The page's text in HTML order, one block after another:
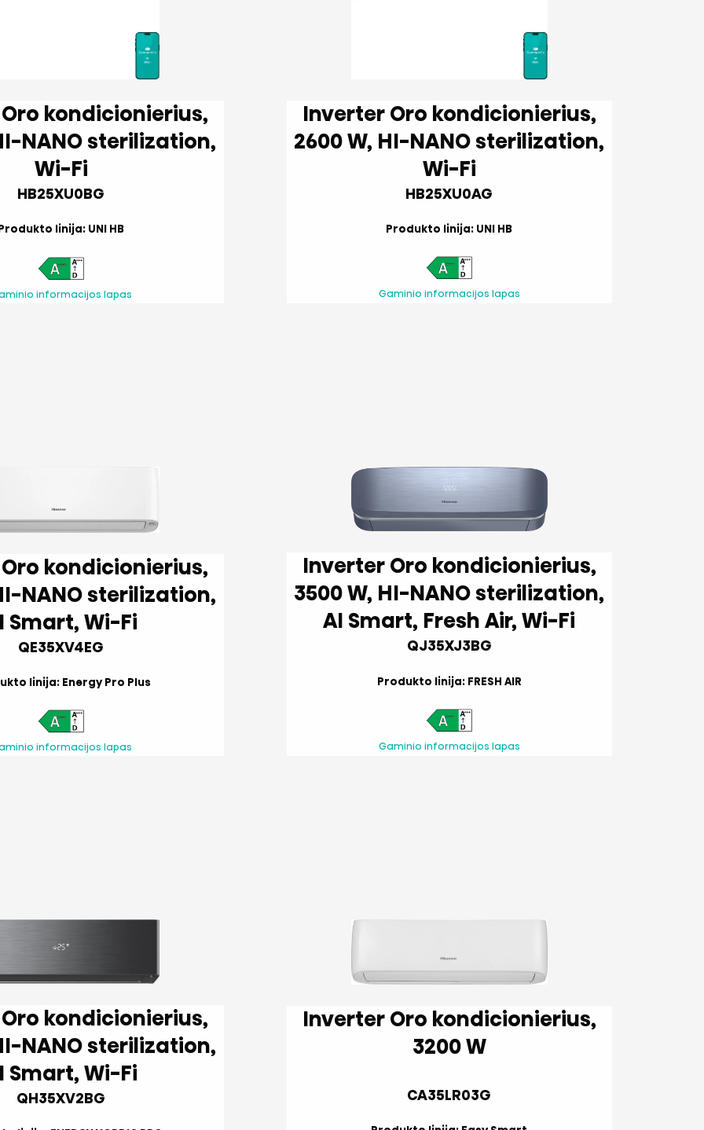
Wi-Fi
HB25XU0BG
linija: UNI HB
informacijos lapas
Inverter Oro kondicionierius,
2600 W, HI-NANO sterilization,
Wi-Fi
HB25XU0AG
Produkto linija: UNI HB
Gaminio informacijos lapas
AI Smart, Wi-Fi
QE35XV4EG
linija: Energy Pro Plus
informacijos lapas
Inverter Oro kondicionierius,
3500 W, HI-NANO sterilization,
AI Smart, Fresh Air, Wi-Fi
QJ35XJ3BG
Produkto linija: FRESH AIR
Gaminio informacijos lapas
AI Smart, Wi-Fi
QH35XV2BG
Inverter Oro kondicionierius,
3200 W
CA35LR03G